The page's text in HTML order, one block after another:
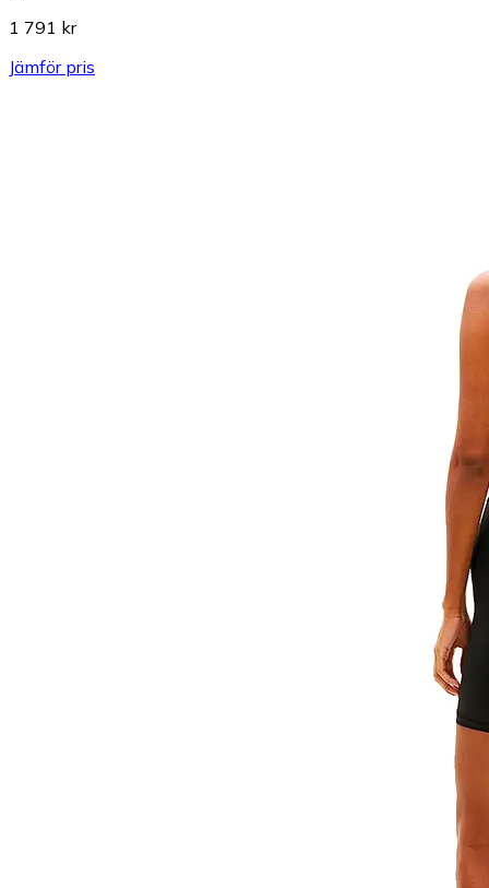
1 791 kr
Jämför pris